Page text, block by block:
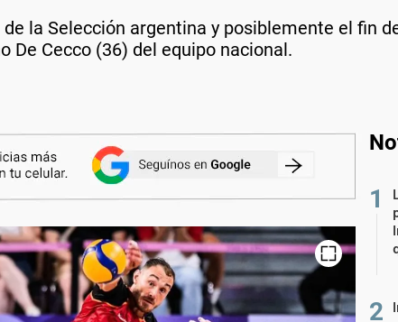
la Selección argentina y posiblemente el fin
De Cecco (36) del equipo nacional.